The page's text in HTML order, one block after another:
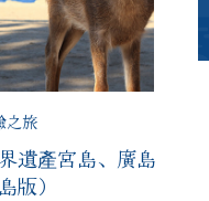
之旅
遺產宮島、廣島
版）